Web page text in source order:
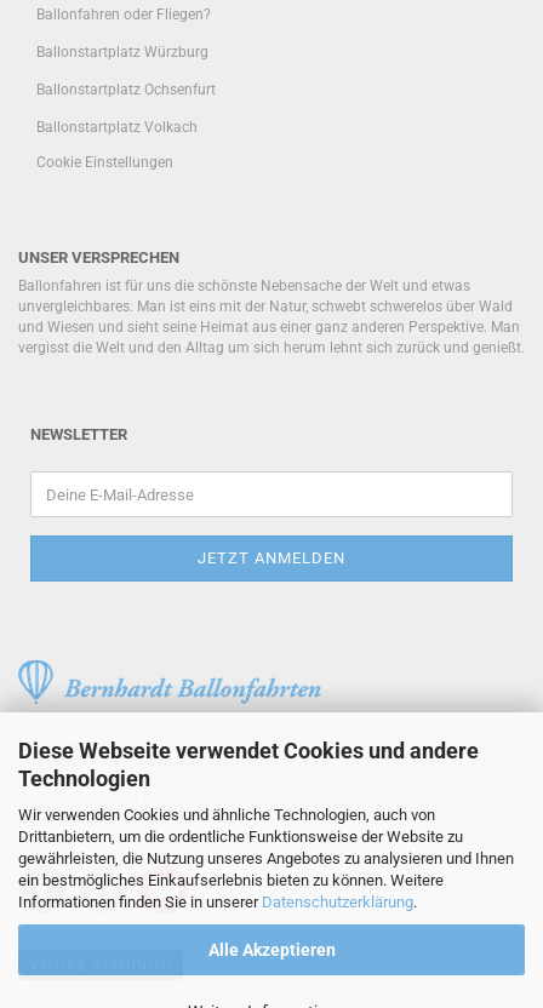
Diese Webseite verwendet Cookies und andere
Technologien
Wir verwenden Cookies und ähnliche Technologien, auch von
Drittanbietern, um die ordentliche Funktionsweise der Website zu
gewährleisten, die Nutzung unseres Angebotes zu analysieren und Ihnen
ein bestmögliches Einkaufserlebnis bieten zu können. Weitere
Informationen finden Sie in unserer Datenschutzerklärung.
Alle Akzeptieren
Ballonfahren oder Fliegen?
Ballonstartplatz Würzburg
Ballonstartplatz Ochsenfurt
Ballonstartplatz Volkach
Cookie Einstellungen
UNSER VERSPRECHEN
Ballonfahren ist für uns die schönste Nebensache der Welt und etwas
unvergleichbares. Man ist eins mit der Natur, schwebt schwerelos über Wald
und Wiesen und sieht seine Heimat aus einer ganz anderen Perspektive. Man
vergisst die Welt und den Alltag um sich herum lehnt sich zurück und genießt.
NEWSLETTER
Am Feller 3
97234 Reichenberg / Uengershausen
info@bernhardt-ballonfahrten.de